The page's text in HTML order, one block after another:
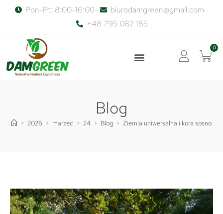
Pon-Pt: 8:00-16:00
biurodamgreen@gmail.com
+48 795 082 185
0
Blog
> 2026 > marzec > 24 > Blog > Ziemia uniwersalna i kora